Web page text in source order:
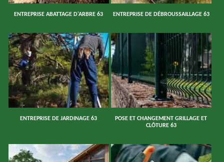
ENTREPRISE ABATTAGE D'ARBRE 63 ENTREPRISE DE DÉBROUSSAILLAGE 63
ENTREPRISE DE JARDINAGE 63
POSE ET CHANGEMENT GRILLAGE ET
CLÔTURE 63